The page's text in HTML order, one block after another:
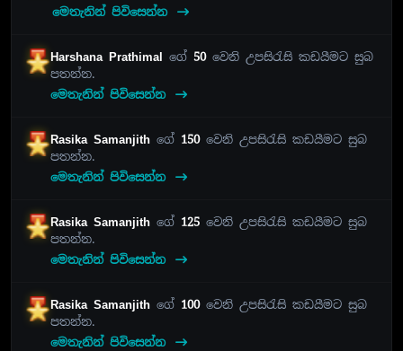
මෙතැනින් පිවිසෙන්න
Harshana Prathimal ගේ 50වෙනි උපසිරැසි කඩයීමට සුබ
පතන්න.
මෙතැනින් පිවිසෙන්න
Rasika Samanjithගේ 150වෙනි උපසිරැසි කඩයීමට සුබ
පතන්න.
මෙතැනින් පිවිසෙන්න
Rasika Samanjithගේ 125 වෙනි උපසිරැසි කඩයීමට සුබ
පතන්න.
මෙතැනින් පිවිසෙන්න
Rasika Samanjithගේ 100වෙනි උපසිරැසි කඩයීමට සුබ
පතන්න.
මෙතැනින් පිවිසෙන්න